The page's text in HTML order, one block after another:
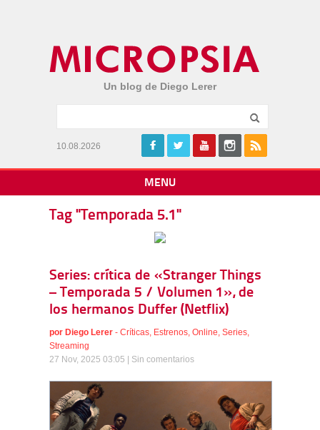
Un blog de Diego Lerer
10.08.2026
MENU
Tag "Temporada 5.1"
Series: crítica de «Stranger Things
– Temporada 5 / Volumen 1», de
los hermanos Duffer (Netflix)
por Diego Lerer - Críticas, Estrenos, Online, Series,
Streaming
27 Nov, 2025 03:05 | Sin comentarios